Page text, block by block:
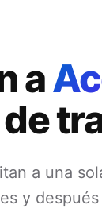
a
a una
y